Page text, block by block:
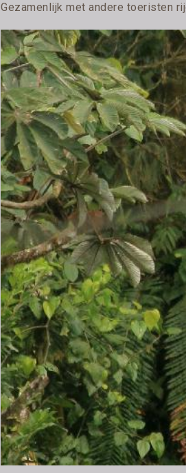
Gezamenlijk met andere toeristen